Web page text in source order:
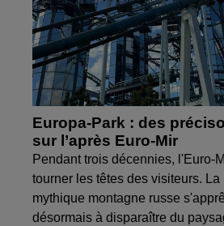
Europa-Park : des
sur l’après Euro-Mir
Pendant trois décennies, l'Euro-
tourner les têtes des visiteurs. La
mythique montagne russe
désormais à disparaître du